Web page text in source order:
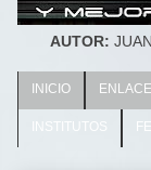
AUTOR:
INICIO
INSTITUTOS